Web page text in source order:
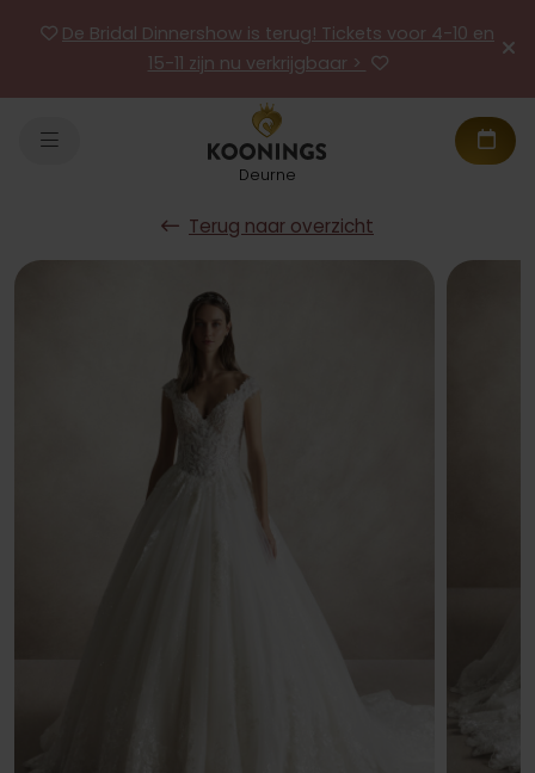
De Bridal Dinnershow is terug! Tickets voor 4-10 en
15-11 zijn nu verkrijgbaar >
Deurne
Terug naar overzicht